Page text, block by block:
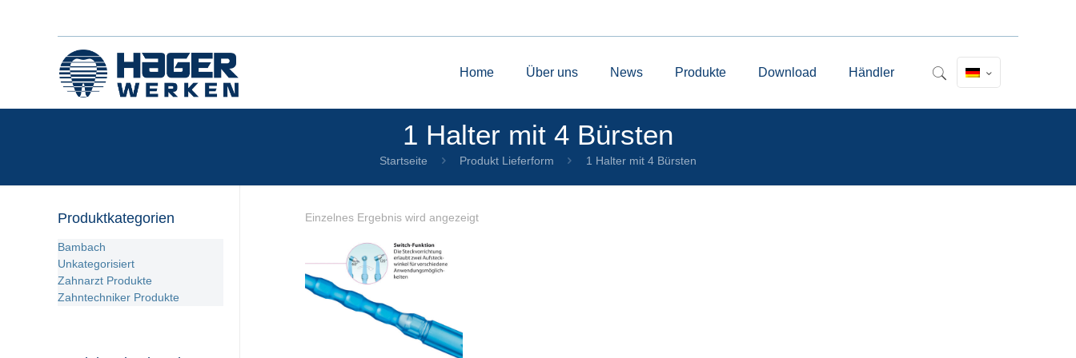
Home Über uns News Produkte Download Händler
1 Halter mit 4 Bürsten
Startseite Produkt Lieferform 1 Halter mit 4 Bürsten
Einzelnes Ergebnis wird angezeigt
Produktkategorien
Bambach
Unkategorisiert
Zahnarzt Produkte
Zahntechniker Produkte